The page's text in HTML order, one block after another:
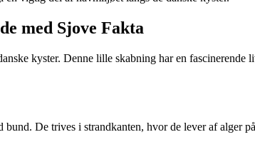
med Sjove Fakta
kyster. Denne lille skabning har en
De trives i strandkanten, hvor de lever af alger